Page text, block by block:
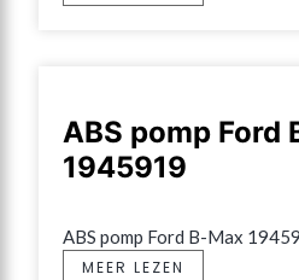
ABS pomp Ford
1945919
ABS pomp Ford B-Max
MEER LEZEN